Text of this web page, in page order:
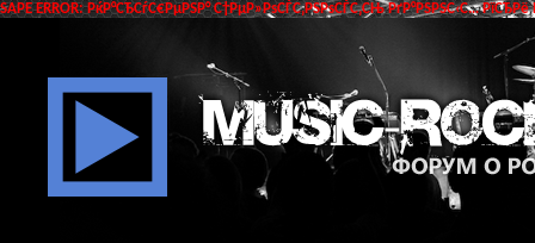
SAPE ERROR: РќР°СЂСѓС€РµРЅР° С†РµР»РѕСЃС‚РЅРѕСЃС‚СЊ РґР°РЅРЅС‹С…